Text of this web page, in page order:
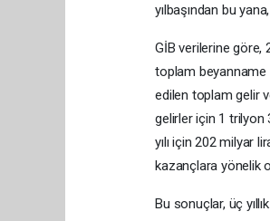
yılbaşından bu
GİB verilerine göre,
toplam beyanname
edilen toplam gelir
gelirler için 1 trilyon
yılı için 202 milyar
kazançlara yönelik
Bu sonuçlar, üç